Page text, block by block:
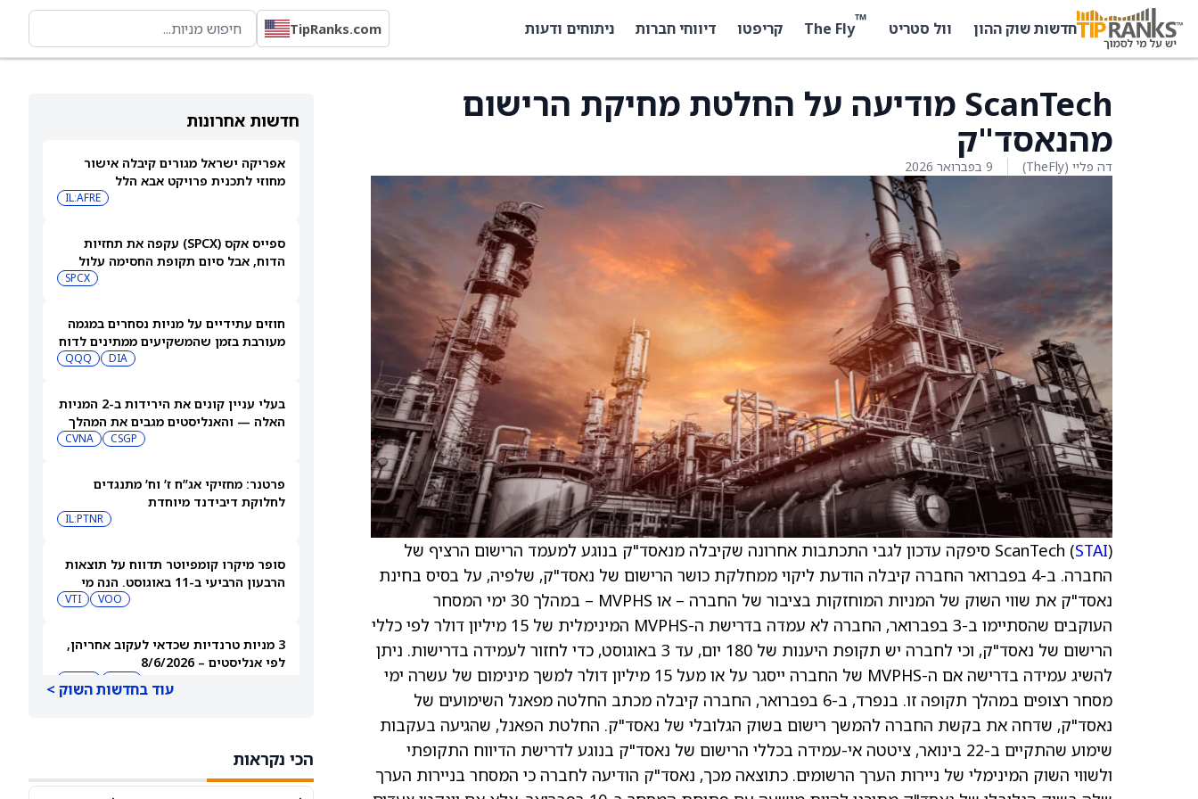
חדשות שוק ההון וול סטריט ™
The Fly קריפטו דיווחי חברות ניתוחים ודעות TipRanks.com
חדשות אחרונות
אפריקה ישראל מגורים קיבלה אישור
מחוזי לתכנית פרויקט אבא הלל
IL:AFRE
ספייס אקס (SPCX) עקפה את תחזיות
הדוח, אבל סיום תקופת החסימה עלול
SPCX
חוזים עתידיים על מניות נסחרים במגמה
מעורבת בזמן שהמשקיעים ממתינים לדוח
DIA
QQQ
בעלי עניין קונים את הירידות ב-2 המניות
האלה — והאנליסטים מגבים את המהלך
CSGP
CVNA
פרטנר: מחזיקי אג”ח ז’ וח’ מתנגדים
לחלוקת דיבידנד מיוחדת
IL:PTNR
סופר מיקרו קומפיוטר תדווח על תוצאות
הרבעון הרביעי ב-11 באוגוסט. הנה מי
VOO
VTI
3 מניות טרנדיות שכדאי לעקוב אחריהן,
לפי אנליסטים – 8/6/2026
ומטפסת לאחר שחרור 911 מיליון מניות
עוד בחדשות השוק >
הכי נקראות
ScanTech מודיעה על החלטת מחיקת הרישום
מהנאסד"ק
דה פליי (TheFly) 9 בפברואר 2026
ScanTech (STAI
) סיפקה עדכון לגבי התכתבות אחרונה שקיבלה מנאסד"ק בנוגע למעמד הרישום הרציף של
החברה. ב-4 בפברואר החברה קיבלה הודעת ליקוי ממחלקת כושר הרישום של נאסד"ק, שלפיה, על בסיס בחינת
נאסד"ק את שווי השוק של המניות המוחזקות בציבור של החברה – או MVPHS – במהלך 30 ימי המסחר
העוקבים שהסתיימו ב-3 בפברואר, החברה לא עמדה בדרישת ה-MVPHS המינימלית של 15 מיליון דולר לפי כללי
הרישום של נאסד"ק, וכי לחברה יש תקופת היענות של 180 יום, עד 3 באוגוסט, כדי לחזור לעמידה בדרישות. ניתן
להשיג עמידה בדרישה אם ה-MVPHS של החברה ייסגר על או מעל 15 מיליון דולר למשך מינימום של עשרה ימי
מסחר רצופים במהלך תקופה זו. בנפרד, ב-6 בפברואר, החברה קיבלה מכתב החלטה מפאנל השימועים של
נאסד"ק, שדחה את בקשת החברה להמשך רישום בשוק הגלובלי של נאסד"ק. החלטת הפאנל, שהגיעה בעקבות
שימוע שהתקיים ב-22 בינואר, ציטטה אי-עמידה בכללי הרישום של נאסד"ק בנוגע לדרישת הדיווח התקופתי
ולשווי השוק המינימלי של ניירות הערך הרשומים. כתוצאה מכך, נאסד"ק הודיעה לחברה כי המסחר בניירות הערך